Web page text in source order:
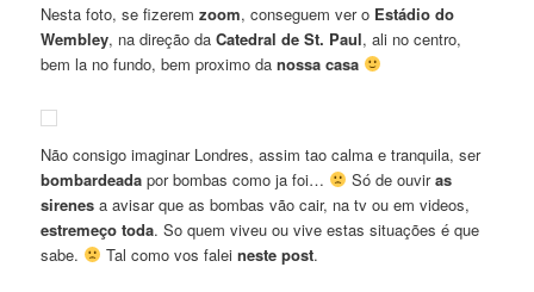
Nesta foto, se fizeremzoom, conseguem ver o Estádio do
Wembley, na direção daCatedral de St. Paul, ali no centro,
bem la no fundo, bem proximo danossa casa
Não consigo imaginar Londres, assim tao calma e tranquila, ser
bombardeada por bombas como ja foi… Só de ouviras
sirenes a avisar que as bombas vão cair, na tv ou em videos,
estremeço toda. So quem viveu ou vive estas situações é que
sabe.
Tal como vos falei neste post.